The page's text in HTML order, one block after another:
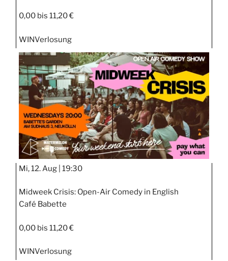
0,00 bis 11,20 €
WINVerlosung
Mi, 12. Aug | 19:30
Midweek Crisis: Open-Air Comedy in English
Café Babette
0,00 bis 11,20 €
WINVerlosung